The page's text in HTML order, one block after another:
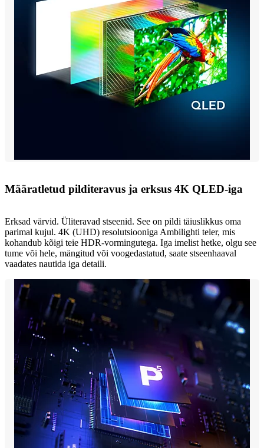
Määratletud pilditeravus ja erksus 4K QLED-iga
Erksad värvid. Üliteravad stseenid. See on pildi täiuslikkus oma
parimal kujul. 4K (UHD) resolutsiooniga Ambilighti teler, mis
kohandub kõigi teie HDR-vormingutega. Iga imelist hetke, olgu see
tume või hele, mängitud või voogedastatud, saate stseenhaaval
vaadates nautida iga detaili.